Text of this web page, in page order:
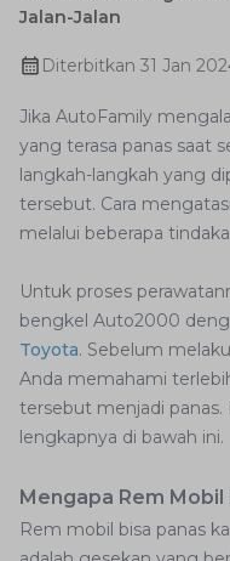
Jalan-Jalan
Diterbitkan 31 Jan
Jika AutoFamily
yang terasa panas saat
langkah-langkah yang
tersebut. Cara
melalui beberapa
Untuk proses
bengkel Auto2000
Toyota. Sebelum
Anda memahami
tersebut menjadi panas.
lengkapnya di bawah ini.
Mengapa Rem Mobil
Rem mobil bisa panas